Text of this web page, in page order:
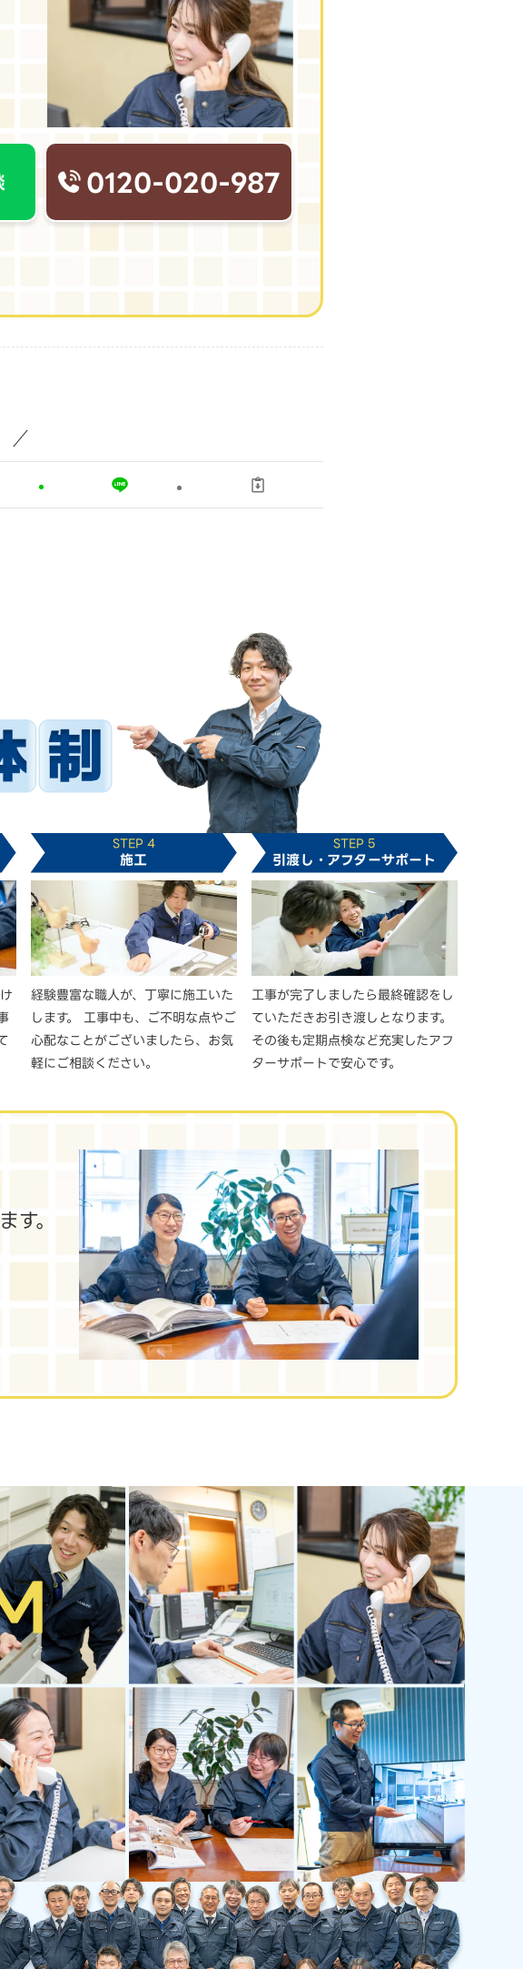
0120-020-987
STEP 4
施工
経験豊富な職人が、丁寧に施工いた
します。 工事中も、ご不明な点やご
心配なことがございましたら、お気
軽にご相談ください。
STEP 5
引渡し・アフターサポート
工事が完了しましたら最終確認をし
ていただきお引き渡しとなります。
その後も定期点検など充実したアフ
ターサポートで安心です。
す。